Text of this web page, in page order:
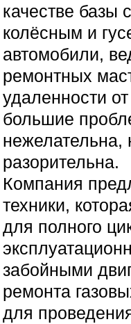
качестве базы
колёсным и
автомобили,
ремонтных
удаленности
большие
нежелательна,
разорительна.
Компания
техники,
для полного
забойными
ремонта
для